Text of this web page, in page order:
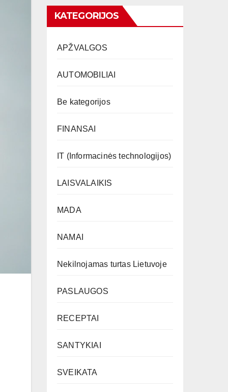
KATEGORIJOS
APŽVALGOS
AUTOMOBILIAI
Be kategorijos
FINANSAI
IT (Informacinės technologijos)
LAISVALAIKIS
MADA
NAMAI
Nekilnojamas turtas Lietuvoje
PASLAUGOS
RECEPTAI
SANTYKIAI
SVEIKATA